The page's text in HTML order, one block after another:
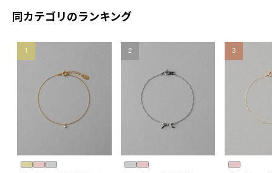
同カテゴリのランキング
1 2 3